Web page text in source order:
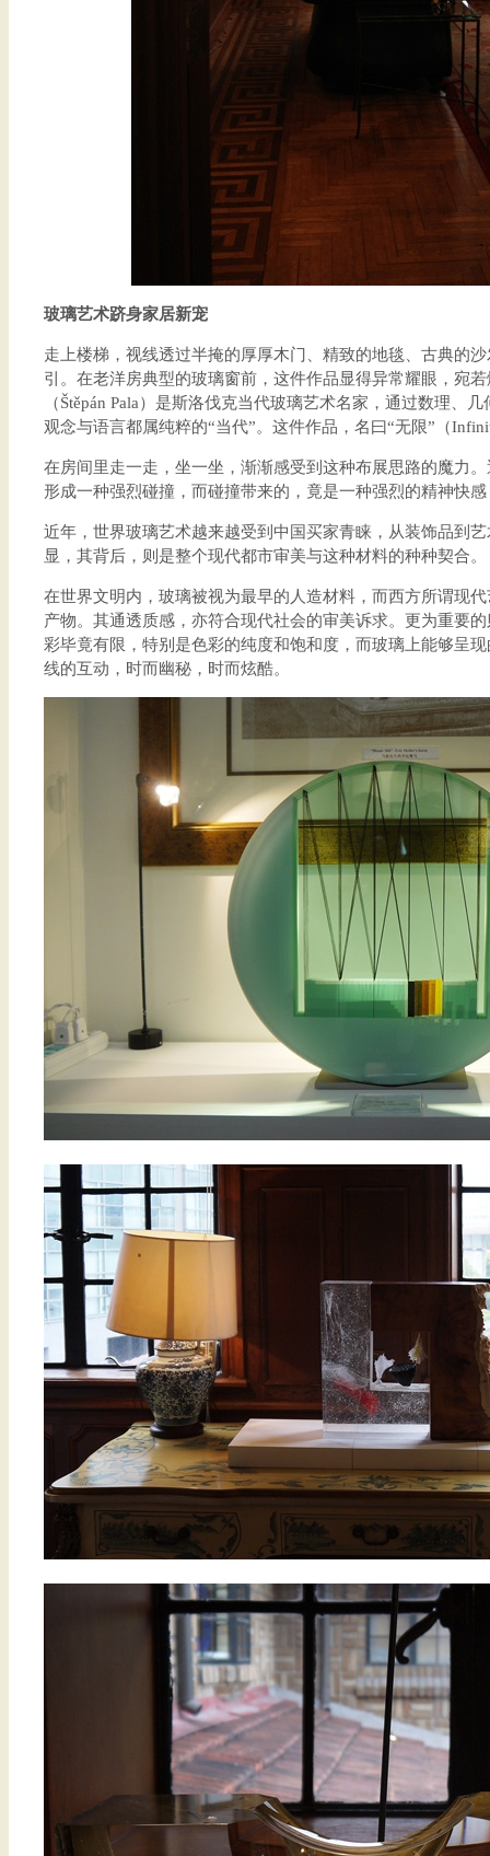
玻璃艺术跻身家居新宠
走上楼梯，视线透过半掩的厚厚木门、精致的地毯、古典的
引。在老洋房典型的玻璃窗前，这件作品显得异常耀眼，宛
（Štěpán Pala）是斯洛伐克当代玻璃艺术名家，通过数理、
观念与语言都属纯粹的“当代”。这件作品，名曰“无限”（
在房间里走一走，坐一坐，渐渐感受到这种布展思路的魔力
形成一种强烈碰撞，而碰撞带来的，竟是一种强烈的精神快
近年，世界玻璃艺术越来越受到中国买家青睐，从装饰品到
显，其背后，则是整个现代都市审美与这种材料的种种契合。
在世界文明内，玻璃被视为最早的人造材料，而西方所谓现
产物。其通透质感，亦符合现代社会的审美诉求。更为重要
彩毕竟有限，特别是色彩的纯度和饱和度，而玻璃上能够呈
线的互动，时而幽秘，时而炫酷。